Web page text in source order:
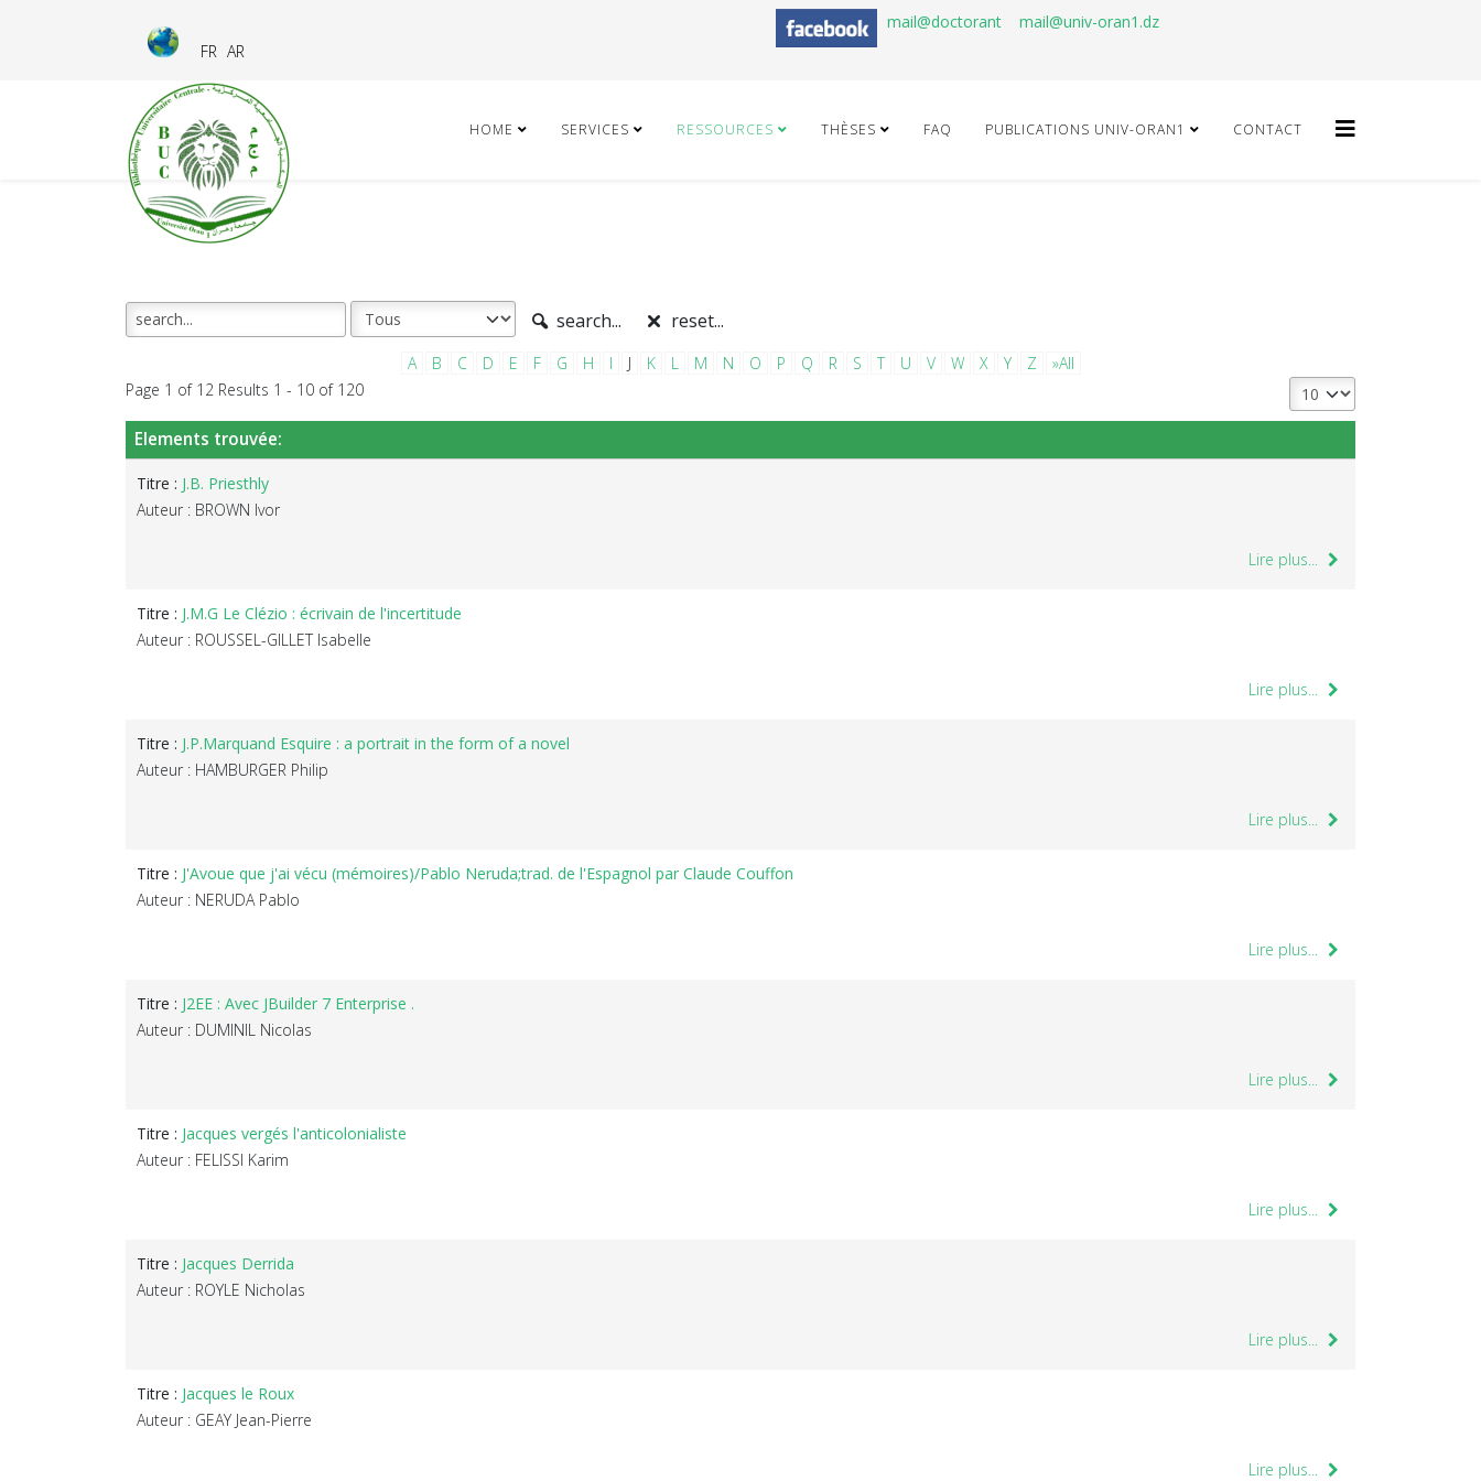
FR AR
mail@doctorant mail@univ-oran1.dz
HOME SERVICES RESSOURCES THÈSES FAQ PUBLICATIONS UNIV-ORAN1 CONTACT
search... reset...
A B C D E F G H I J K L M N O P Q R S T U V W X Y Z
»All
Page 1 of 12 Results 1 - 10 of 120
Elements trouvée:
Titre : J.B. Priesthly
Auteur : BROWN Ivor
Lire plus...
Titre : J.M.G Le Clézio : écrivain de l'incertitude
Auteur : ROUSSEL-GILLET Isabelle
Lire plus...
Titre : J.P.Marquand Esquire : a portrait in the form of a novel
Auteur : HAMBURGER Philip
Lire plus...
Titre : J'Avoue que j'ai vécu (mémoires)/Pablo Neruda;trad. de l'Espagnol par Claude Couffon
Auteur : NERUDA Pablo
Lire plus...
Titre : J2EE : Avec JBuilder 7 Enterprise .
Auteur : DUMINIL Nicolas
Lire plus...
Titre : Jacques vergés l'anticolonialiste
Auteur : FELISSI Karim
Lire plus...
Titre : Jacques Derrida
Auteur : ROYLE Nicholas
Lire plus...
Titre : Jacques le Roux
Auteur : GEAY Jean-Pierre
Lire plus...